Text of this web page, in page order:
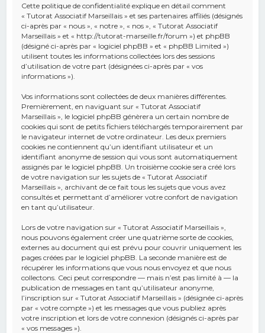
Cette politique de confidentialité explique en détail comment
« Tutorat Associatif Marseillais » et ses partenaires affiliés (désignés
ci-après par « nous », « notre », « nos », « Tutorat Associatif
Marseillais » et « http://tutorat-marseille.fr/forum ») et phpBB
(désigné ci-après par « logiciel phpBB » et « phpBB Limited »)
utilisent toutes les informations collectées lors des sessions
d’utilisation de votre part (désignées ci-après par « vos
informations »).
Vos informations sont collectées de deux manières différentes.
Premièrement, en naviguant sur « Tutorat Associatif
Marseillais », le logiciel phpBB génèrera un certain nombre de
cookies qui sont de petits fichiers téléchargés temporairement par
le navigateur internet de votre ordinateur. Les deux premiers
cookies ne contiennent qu’un identifiant utilisateur et un
identifiant anonyme de session qui vous sont automatiquement
assignés par le logiciel phpBB. Un troisième cookie sera créé lors
de votre navigation sur les sujets de « Tutorat Associatif
Marseillais », archivant de ce fait tous les sujets que vous avez
consultés et permettant d’améliorer votre confort de navigation
en tant qu’utilisateur.
Lors de votre navigation sur « Tutorat Associatif Marseillais »,
nous pouvons également créer une quatrième sorte de cookies,
externes au document qui est prévu pour couvrir uniquement les
pages créées par le logiciel phpBB. La seconde manière est de
récupérer les informations que vous nous envoyez et que nous
collectons. Ceci peut correspondre — mais n’est pas limité à — la
publication de messages en tant qu’utilisateur anonyme,
l’inscription sur « Tutorat Associatif Marseillais » (désignée ci-après
par « votre compte ») et les messages que vous publiez après
votre inscription et lors de votre connexion (désignés ci-après par
« vos messages »).